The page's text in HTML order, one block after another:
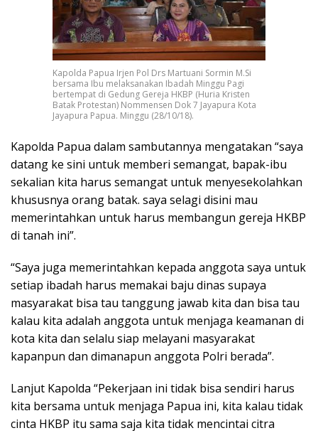
Kapolda Papua Irjen Pol Drs Martuani Sormin M.Si
bersama Ibu melaksanakan Ibadah Minggu Pagi
bertempat di Gedung Gereja HKBP (Huria Kristen
Batak Protestan) Nommensen Dok 7 Jayapura Kota
Jayapura Papua. Minggu (28/10/18).
Kapolda Papua dalam sambutannya mengatakan “saya
datang ke sini untuk memberi semangat, bapak-ibu
sekalian kita harus semangat untuk menyesekolahkan
khususnya orang batak. saya selagi disini mau
memerintahkan untuk harus membangun gereja HKBP
di tanah ini”.
“Saya juga memerintahkan kepada anggota saya untuk
setiap ibadah harus memakai baju dinas supaya
masyarakat bisa tau tanggung jawab kita dan bisa tau
kalau kita adalah anggota untuk menjaga keamanan di
kota kita dan selalu siap melayani masyarakat
kapanpun dan dimanapun anggota Polri berada”.
Lanjut Kapolda “Pekerjaan ini tidak bisa sendiri harus
kita bersama untuk menjaga Papua ini, kita kalau tidak
cinta HKBP itu sama saja kita tidak mencintai citra